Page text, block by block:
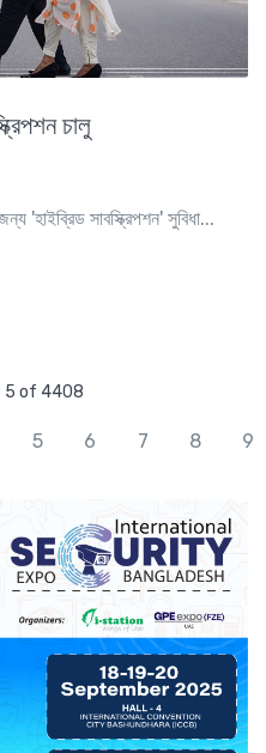
চালু
'হাইব্রিড সাবস্ক্রিপশন' সুবিধা...
5 of 4408
5 6 7 8 9